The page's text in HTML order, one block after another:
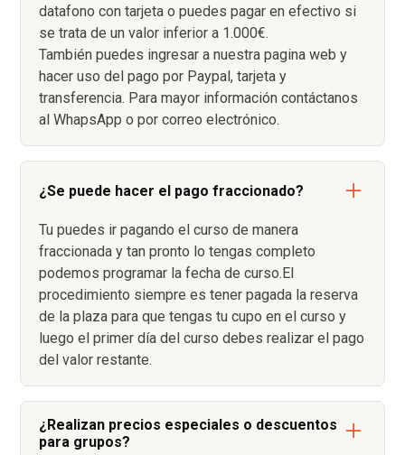
datafono con tarjeta o puedes pagar en efectivo si
se trata de un valor inferior a 1.000€.
También puedes ingresar a nuestra pagina web y
hacer uso del pago por Paypal, tarjeta y
transferencia. Para mayor información contáctanos
al WhapsApp o por correo electrónico.
¿Se puede hacer el pago fraccionado?
Tu puedes ir pagando el curso de manera
fraccionada y tan pronto lo tengas completo
podemos programar la fecha de curso.El
procedimiento siempre es tener pagada la reserva
de la plaza para que tengas tu cupo en el curso y
luego el primer día del curso debes realizar el pago
del valor restante.
¿Realizan precios especiales o descuentos
para grupos?